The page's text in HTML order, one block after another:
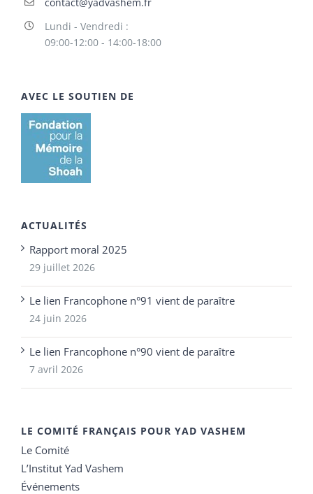
Lundi - Vendredi :
09:00-12:00 - 14:00-18:00
AVEC LE SOUTIEN DE
ACTUALITÉS
Rapport moral 2025
29 juillet 2026
Le lien Francophone n°91 vient de paraître
24 juin 2026
Le lien Francophone n°90 vient de paraître
7 avril 2026
LE COMITÉ FRANÇAIS POUR YAD VASHEM
Le Comité
L’Institut Yad Vashem
Événements